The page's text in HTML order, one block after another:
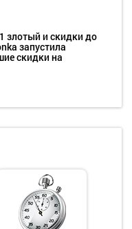
злотый и скидки до
запустила
скидки на